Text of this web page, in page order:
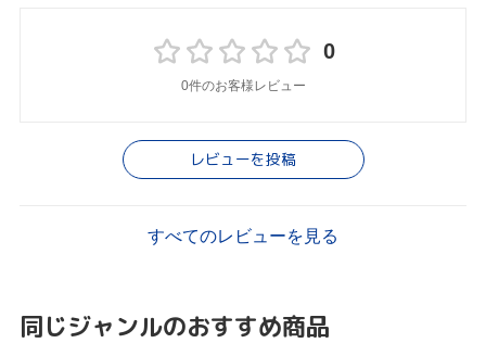
0
0件のお客様レビュー
レビューを投稿
すべてのレビューを見る
同じジャンルのおすすめ商品